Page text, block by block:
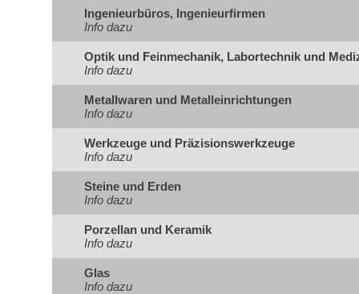
Ingenieurbüros, Ingenieurfirmen
Info dazu
Optik und Feinmechanik, Labortechnik und
Info dazu
Metallwaren und Metalleinrichtungen
Info dazu
Werkzeuge und Präzisionswerkzeuge
Info dazu
Steine und Erden
Info dazu
Porzellan und Keramik
Info dazu
Glas
Info dazu